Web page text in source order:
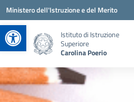
Apri la barra degli
Vai ai contenuti
Vai al menu di navigazione
Vai al footer
Ministero dell'Istruzione e del Merito
Istituto di Istruzione
Superiore
Carolina Poerio